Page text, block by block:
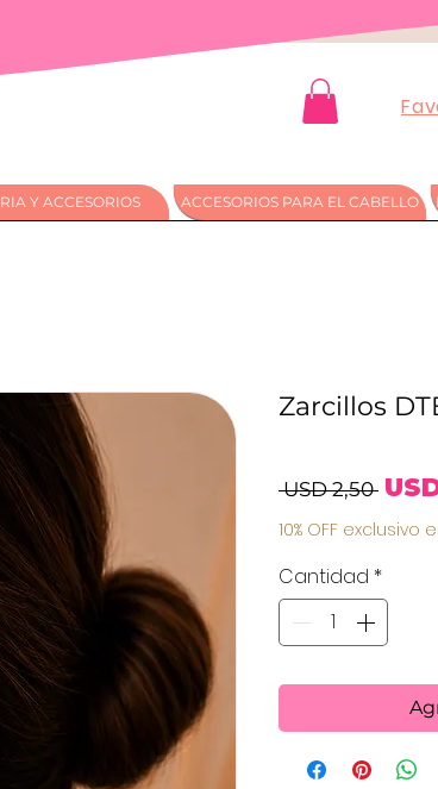
Y ACCESORIOS ACCESORIOS PARA EL CABELLO
Zarcillos
USD 2,50
10% OFF exclusivo
Cantidad *